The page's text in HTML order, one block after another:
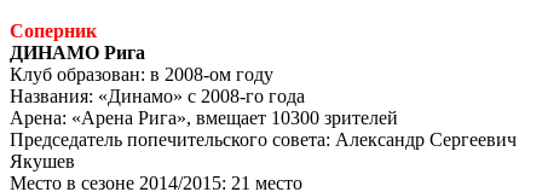
Соперник
ДИНАМО Рига
Клуб образован: в 2008-ом году
Названия: «Динамо» с 2008-го года
Арена: «Арена Рига», вмещает 10300 зрителей
Председатель попечительского совета: Александр Сергеевич
Якушев
Место в сезоне 2014/2015: 21 место